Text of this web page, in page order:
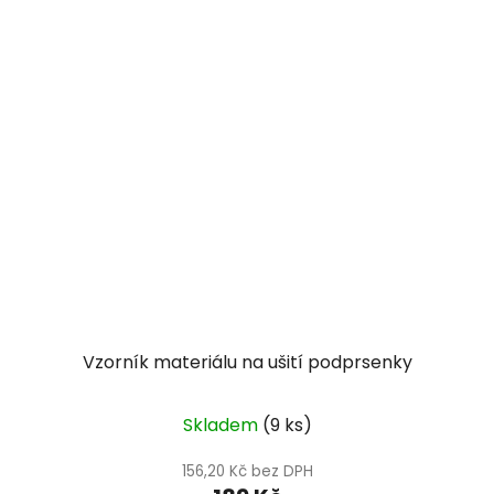
Vzorník materiálu na ušití podprsenky
Skladem (9 ks)
156,20 Kč bez DPH